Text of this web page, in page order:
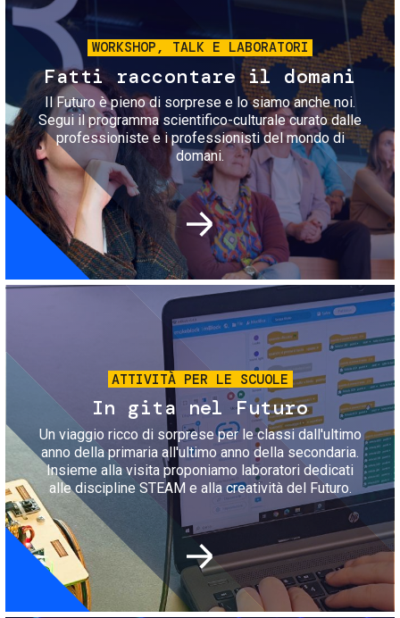
WORKSHOP, TALK E LABORATORI
Fatti raccontare il domani
Il Futuro è pieno di sorprese e lo siamo anche noi.
Segui il programma scientifico-culturale curato dalle
professioniste e i professionisti del mondo di
domani.
Immagine
ATTIVITÀ PER LE SCUOLE
In gita nel Futuro
Un viaggio ricco di sorprese per le classi dall'ultimo
anno della primaria all'ultimo anno della secondaria.
Insieme alla visita proponiamo laboratori dedicati
alle discipline STEAM e alla creatività del Futuro.